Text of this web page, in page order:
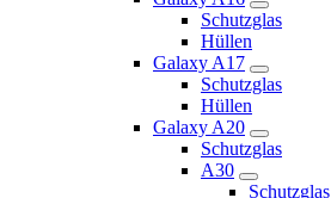
Schutzglas
Hüllen
Galaxy A17
Schutzglas
Hüllen
Galaxy A20
Schutzglas
A30
Schutzglas